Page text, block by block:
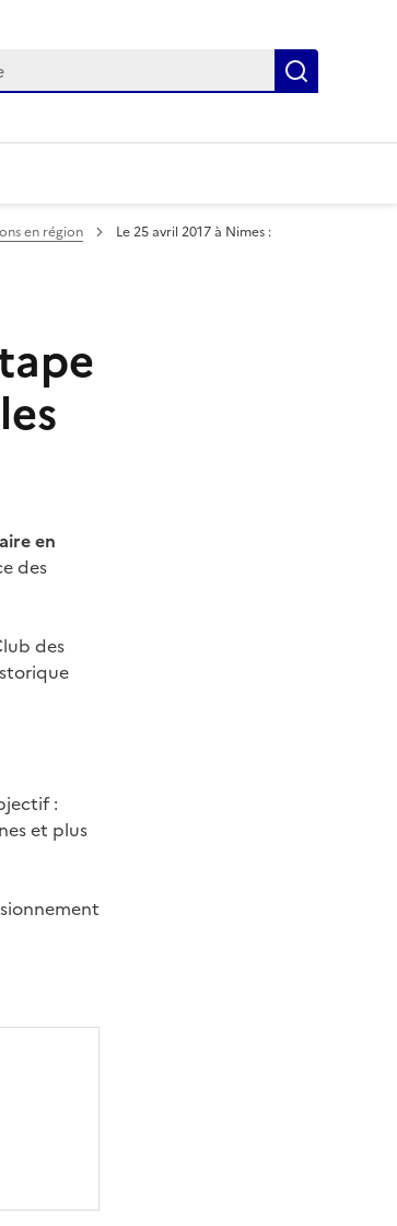
en région
Le 25 avril 2017 à Nimes :
en
des
des
:
et plus